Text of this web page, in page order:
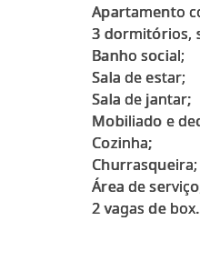
Apartamento
3 dormitórios,
Banho social;
Sala de estar;
Sala de jantar;
Mobiliado e
Cozinha;
Churrasqueira;
Área de